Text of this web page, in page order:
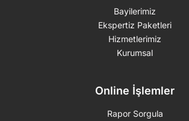
Bayilerimiz
Ekspertiz Paketleri
Hizmetlerimiz
Kurumsal
Online İşlemler
Rapor Sorgula